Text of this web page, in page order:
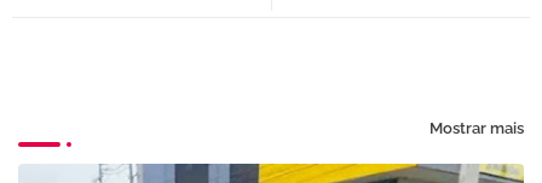
Mostrar mais